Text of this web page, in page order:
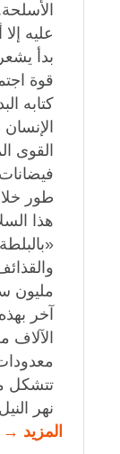
عليه
بدأ
قوة
كتابه
القوى
طور
هذا
مليون
آخر
الآلاف
نهر
المزيد →